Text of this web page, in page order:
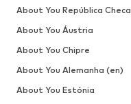
About You República Checa
About You Áustria
About You Chipre
About You Alemanha (en)
About You Estónia